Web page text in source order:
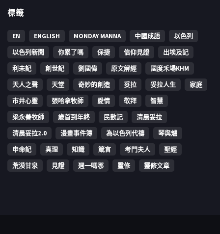
標籤
EN ENGLISH MONDAY MANNA 中國成語
以色列
以色列新聞
你累了嗎 保捷 信仰見證
出埃及記
利未記
創世記 劉國偉 原文解經
國度禾場KHM
天人之聲
天堂 奇妙的創造 妥拉 妥拉人生
家庭
市井心靈
張哈拿牧師 愛情 敬拜
智慧
梁永善牧師
歳首到年終 民數記
清晨妥拉
清晨妥拉2.0
漫畫事件簿 為以色列代禱
琴與爐
申命記
真理 知識 箴言 考門夫人
聖經
荒漠甘泉
見證 週一嗎哪 靈修 靈修文章